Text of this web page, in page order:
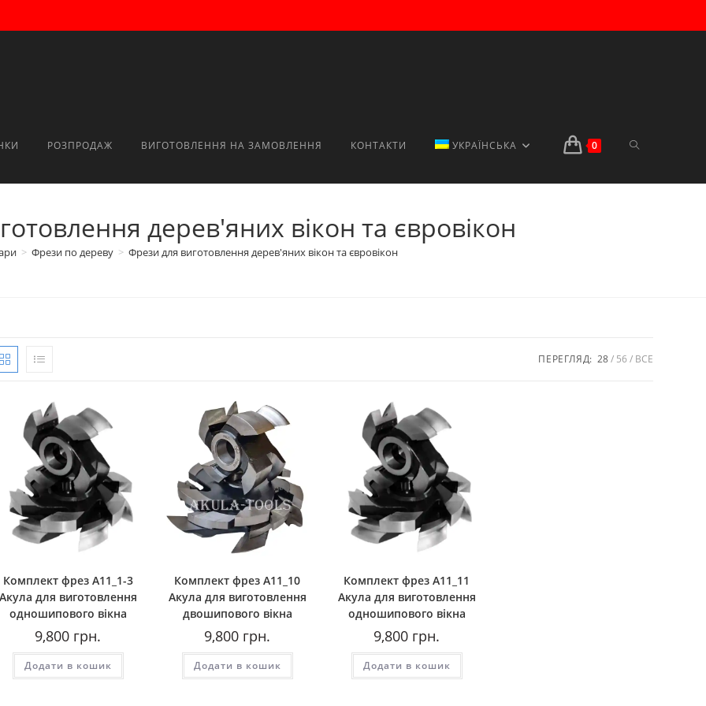
РОЗПРОДАЖ ВИГОТОВЛЕННЯ НА ЗАМОВЛЕННЯ КОНТАКТИ УКРАЇНСЬКА 0 TOGGLE
дерев'яних вікон та євровікон
> Фрези по дереву > Фрези для виготовлення дерев'яних вікон та євровікон
ПЕРЕГЛЯД: 28 56 ВСЕ
Комплект фрез А11_1-3
Акула для виготовлення
одношипового вікна
9,800 грн.
Додати в кошик
Комплект фрез А11_10
Акула для виготовлення
двошипового вікна
9,800 грн.
Додати в кошик
Комплект фрез А11_11
Акула для виготовлення
одношипового вікна
9,800 грн.
Додати в кошик